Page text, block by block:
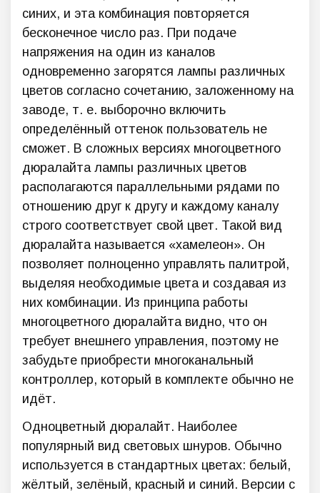
синих, и эта комбинация повторяется
бесконечное число раз. При подаче
напряжения на один из каналов
одновременно загорятся лампы различных
цветов согласно сочетанию, заложенному на
заводе, т. е. выборочно включить
определённый оттенок пользователь не
сможет. В сложных версиях многоцветного
дюралайта лампы различных цветов
располагаются параллельными рядами по
отношению друг к другу и каждому каналу
строго соответствует свой цвет. Такой вид
дюралайта называется «хамелеон». Он
позволяет полноценно управлять палитрой,
выделяя необходимые цвета и создавая из
них комбинации. Из принципа работы
многоцветного дюралайта видно, что он
требует внешнего управления, поэтому не
забудьте приобрести многоканальный
контроллер, который в комплекте обычно не
идёт.
Одноцветный дюралайт. Наиболее
популярный вид световых шнуров. Обычно
используется в стандартных цветах: белый,
жёлтый, зелёный, красный и синий. Версии с